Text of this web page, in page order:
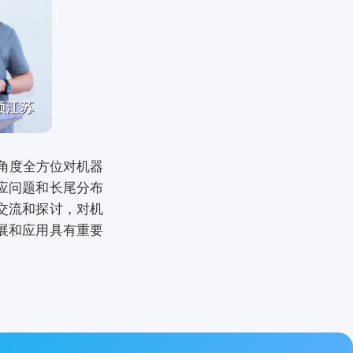
全方位对机器
问题和长尾分布
流和探讨，对机
和应用具有重要